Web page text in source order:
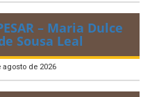
– Maria Dulce
Sousa Leal
de 2026